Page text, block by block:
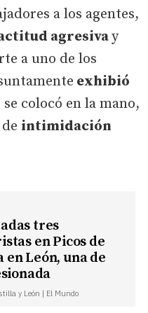
a los agentes,
agresivay
a uno de los
exhibió
se colocó en la mano,
intimidación
tres
en Picos de
en León, una de
y León | El Mundo